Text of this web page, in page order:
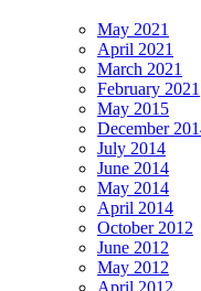
May 2021
April 2021
March 2021
February 2021
May 2015
December
July 2014
June 2014
May 2014
April 2014
October 2012
June 2012
May 2012